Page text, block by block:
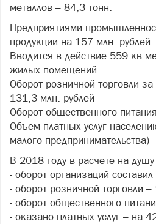
металлов – 84,3 тонн.
Предприятиями
продукции на 157 млн. рублей
Вводится в действие 559
жилых помещений
Оборот розничной торговли
131,3 млн. рублей
Оборот общественного
Объем платных услуг
малого
В 2018 году в расчете на
- оборот организаций
- оборот розничной торговли
- оборот общественного
- оказано платных услуг – на